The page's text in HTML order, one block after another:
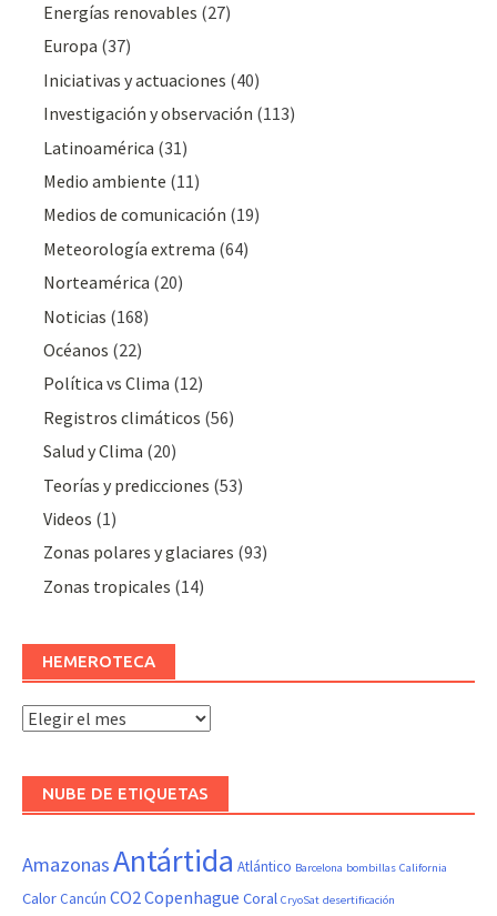
Energías renovables (27)
Europa (37)
Iniciativas y actuaciones (40)
Investigación y observación (113)
Latinoamérica (31)
Medio ambiente (11)
Medios de comunicación (19)
Meteorologí­a extrema (64)
Norteamérica (20)
Noticias (168)
Océanos (22)
Polí­tica vs Clima (12)
Registros climáticos (56)
Salud y Clima (20)
Teorías y predicciones (53)
Videos (1)
Zonas polares y glaciares (93)
Zonas tropicales (14)
HEMEROTECA
Hemeroteca
NUBE DE ETIQUETAS
AmazonasAntártida Atlántico Barcelona bombillas California
Calor Cancún CO2 Copenhague Coral CryoSat desertificación